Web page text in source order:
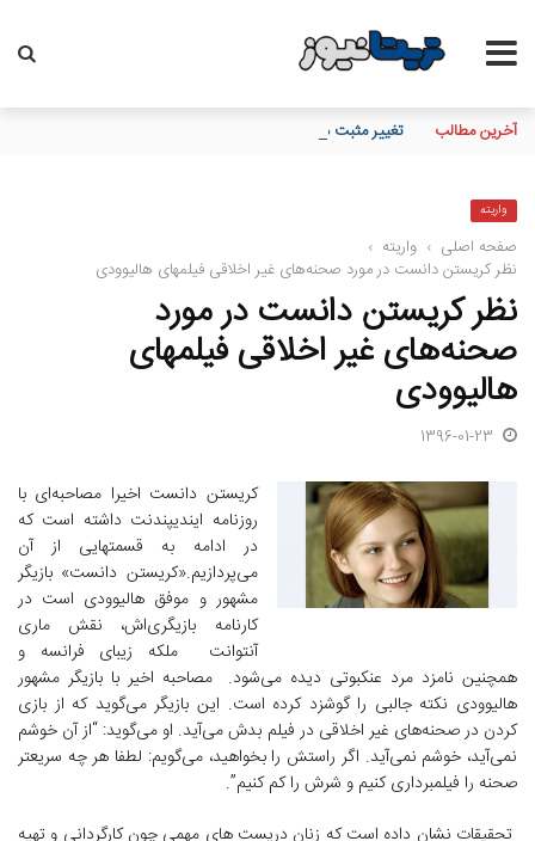
آخرین مطالب تغییر مثبت در عملکرد مالی بانک صادرات ایران/ درآمد عملیاتی 80 درصد رشد کرد
واریته
صفحه اصلی › واریته ›
نظر کریستن دانست در مورد صحنه‌های غیر اخلاقی فیلمهای هالیوودی
نظر کریستن دانست در مورد
صحنه‌های غیر اخلاقی فیلمهای
هالیوودی
1396-01-23
کریستن دانست اخیرا مصاحبه‌ای با
روزنامه ایندیپندنت داشته است که
در ادامه به قسمتهایی از آن
می‌پردازیم.«کریستن دانست» بازیگر
مشهور و موفق هالیوودی است در
کارنامه بازیگری‌اش، نقش ماری
آنتوانت ملکه‌ زیبای فرانسه و
همچنین نامزد مرد عنکبوتی دیده می‌شود. مصاحبه اخیر با بازیگر مشهور
هالیوودی نکته جالبی را گوشزد کرده است. این بازیگر می‌گوید که از بازی
کردن در صحنه‌های غیر اخلاقی در فیلم بدش می‌آید. او می‌گوید: “از آن خوشم
نمی‌آید، خوشم نمی‌آید. اگر راستش را بخواهید، می‌گویم: لطفا هر چه سریعتر
صحنه را فیلمبرداری کنیم و شرش را کم کنیم”.
تحقیقات نشان داده است که زنان درپست های مهمی چون کارگردانی و تهیه